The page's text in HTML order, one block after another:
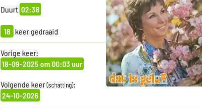
Duurt 02:38
18 keer gedraaid
Vorige keer:
18-09-2025 om 00:03 uur
Volgende keer(schatting):
24-10-2026